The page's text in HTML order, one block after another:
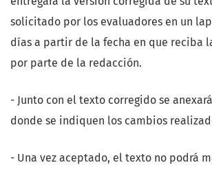
solicitado por los evaluadores en un
días a partir de la fecha en que reciba
por parte de la redacción.
- Junto con el texto corregido se
donde se indiquen los cambios
- Una vez aceptado, el texto no podrá